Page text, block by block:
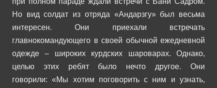
Но вид солдат из отряда «Андарзгу» был весьма
интересен. Они приехали встречать
главнокомандующего в своей обычной ежедневной
одежде – широких курдских шароварах. Однако,
целью этих ребят было нечто другое. Они
говорили:«Мы хотим поговорить с ним и узнать,